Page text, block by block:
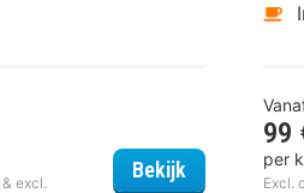
excl.
BekijkMercure
99
per
Excl.